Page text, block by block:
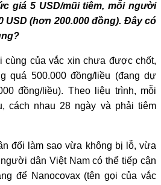
giá 5 USD/mũi tiêm, mỗi người
USD (hơn 200.000 đồng). Đây có
của vắc xin chưa được chốt,
quá 500.000 đồng/liều (đang dự
đồng/liều). Theo liệu trình, mỗi
cách nhau 28 ngày và phải tiêm
đối làm sao vừa không bị lỗ, vừa
dân Việt Nam có thể tiếp cận
để Nanocovax (tên gọi của vắc